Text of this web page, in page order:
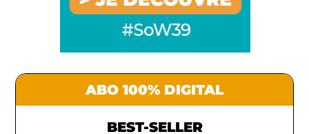
ABO 100% DIGITAL
BEST-SELLER